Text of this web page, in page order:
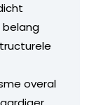
belang
overal